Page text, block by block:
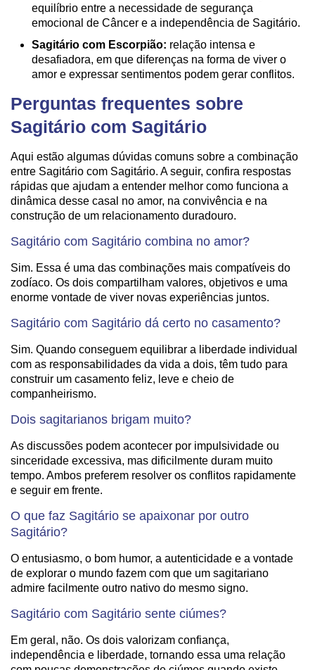
equilíbrio entre a necessidade de segurança
emocional de Câncer e a independência de Sagitário.
Sagitário com Escorpião: relação intensa e
desafiadora, em que diferenças na forma de viver o
amor e expressar sentimentos podem gerar conflitos.
Perguntas frequentes sobre
Sagitário com Sagitário
Aqui estão algumas dúvidas comuns sobre a combinação
entre Sagitário com Sagitário. A seguir, confira respostas
rápidas que ajudam a entender melhor como funciona a
dinâmica desse casal no amor, na convivência e na
construção de um relacionamento duradouro.
Sagitário com Sagitário combina no amor?
Sim. Essa é uma das combinações mais compatíveis do
zodíaco. Os dois compartilham valores, objetivos e uma
enorme vontade de viver novas experiências juntos.
Sagitário com Sagitário dá certo no casamento?
Sim. Quando conseguem equilibrar a liberdade individual
com as responsabilidades da vida a dois, têm tudo para
construir um casamento feliz, leve e cheio de
companheirismo.
Dois sagitarianos brigam muito?
As discussões podem acontecer por impulsividade ou
sinceridade excessiva, mas dificilmente duram muito
tempo. Ambos preferem resolver os conflitos rapidamente
e seguir em frente.
O que faz Sagitário se apaixonar por outro
Sagitário?
O entusiasmo, o bom humor, a autenticidade e a vontade
de explorar o mundo fazem com que um sagitariano
admire facilmente outro nativo do mesmo signo.
Sagitário com Sagitário sente ciúmes?
Em geral, não. Os dois valorizam confiança,
independência e liberdade, tornando essa uma relação